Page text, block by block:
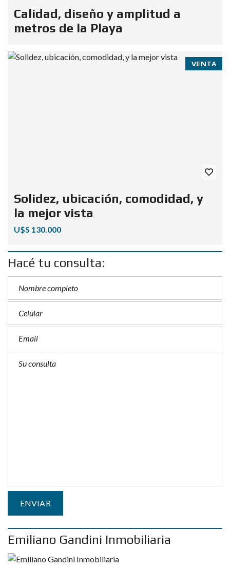
Calidad, diseño y amplitud a
metros de la Playa
VENTA
Solidez, ubicación, comodidad, y
la mejor vista
U$S 130.000
Hacé tu consulta:
Emiliano Gandini Inmobiliaria